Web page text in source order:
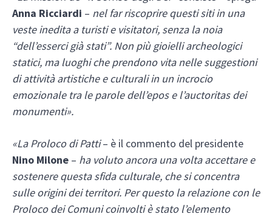
Anna Ricciardi – nel far riscoprire questi siti in una
veste inedita a turisti e visitatori, senza la noia
“dell’esserci già stati”. Non più gioielli archeologici
statici, ma luoghi che prendono vita nelle suggestioni
di attività artistiche e culturali in un incrocio
emozionale tra le parole dell’epos e l’auctoritas dei
monumenti».
«La Proloco di Patti– è il commento del presidente
Nino Milone – ha voluto ancora una volta accettare e
sostenere questa sfida culturale, che si concentra
sulle origini dei territori. Per questo la relazione con le
Proloco dei Comuni coinvolti è stato l’elemento